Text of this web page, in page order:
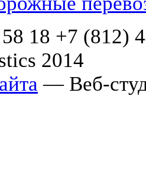
18 +7 (812)
2014
— Веб-